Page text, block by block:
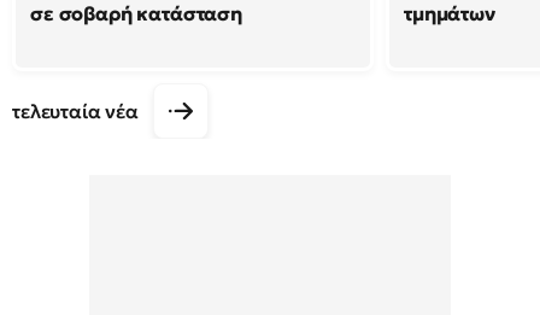
σε σοβαρή κατάσταση
τμημάτων
τελευταία νέα